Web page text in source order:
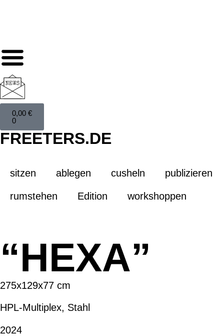
0,00 €
0
FREETERS.DE
sitzen ablegen cusheln publizieren
rumstehen Edition workshoppen
“HEXA”
275x129x77 cm
HPL-Multiplex, Stahl
2024